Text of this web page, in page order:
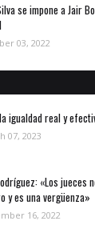
se impone a Jair
03, 2022
igualdad real y
07, 2023
«Los jueces
y es una vergüenza»
16, 2022